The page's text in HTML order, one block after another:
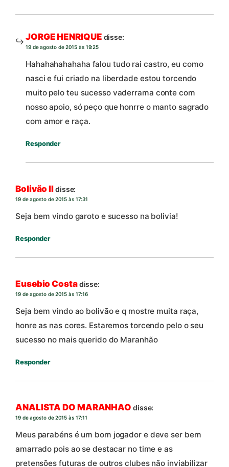
JORGE HENRIQUE disse:
19 de agosto de 2015 às 19:25
Hahahahahahaha falou tudo rai castro, eu como
nasci e fui criado na liberdade estou torcendo
muito pelo teu sucesso vaderrama conte com
nosso apoio, só peço que honrre o manto sagrado
com amor e raça.
Responder
Bolivão IIdisse:
19 de agosto de 2015 às 17:31
Seja bem vindo garoto e sucesso na bolivia!
Responder
Eusebio Costadisse:
19 de agosto de 2015 às 17:16
Seja bem vindo ao bolivão e q mostre muita raça,
honre as nas cores. Estaremos torcendo pelo o seu
sucesso no mais querido do Maranhão
Responder
ANALISTA DO MARANHAO disse:
19 de agosto de 2015 às 17:11
Meus parabéns é um bom jogador e deve ser bem
amarrado pois ao se destacar no time e as
pretensões futuras de outros clubes não inviabilizar